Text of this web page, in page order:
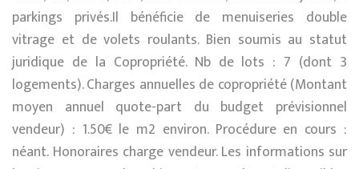
parkings privés.Il bénéficie de menuiseries double
vitrage et de volets roulants. Bien soumis au statut
juridique de la Copropriété. Nb de lots : 7 (dont 3
logements). Charges annuelles de copropriété (Montant
moyen annuel quote-part du budget prévisionnel
vendeur) : 1.50€ le m2 environ. Procédure en cours :
néant. Honoraires charge vendeur. Les informations sur